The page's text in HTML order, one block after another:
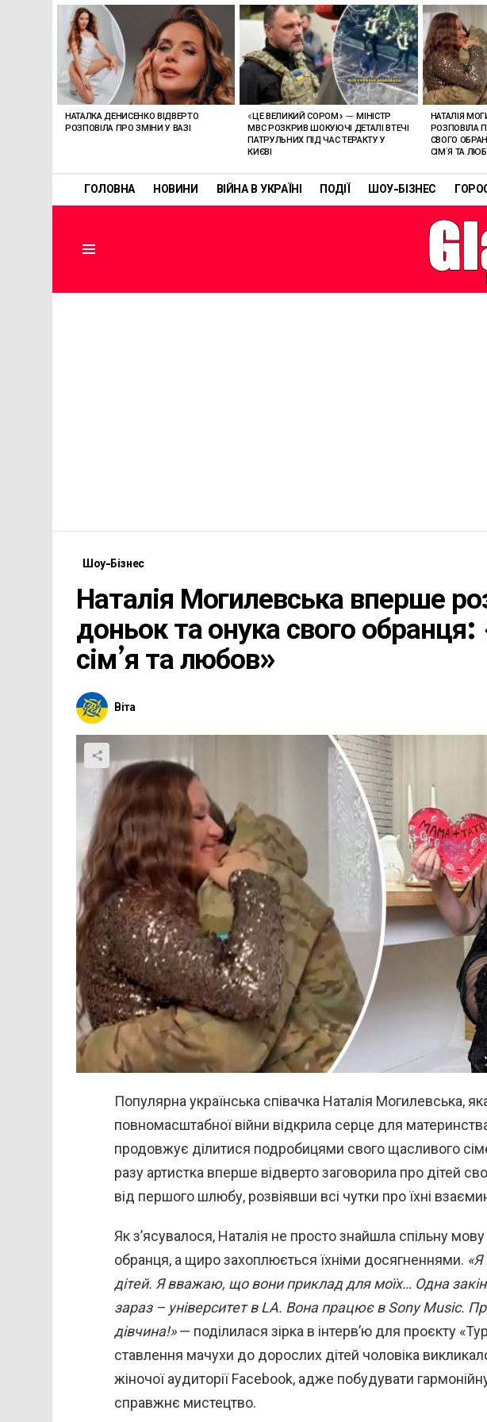
ГОЛОВНА НОВИНИ ВІЙНА В УКРАЇНІ ПОДІЇ ШОУ-БІЗНЕС
ОСТАННІ
СТАТТІ
НАТАЛКА ДЕНИСЕНКО ВІДВЕРТО
РОЗПОВІЛА ПРО ЗМІНИ У ВАЗІ
«ЦЕ ВЕЛИКИЙ СОРОМ» — МІНІСТР
МВС РОЗКРИВ ШОКУЮЧІ ДЕТАЛІ ВТЕЧІ
ПАТРУЛЬНИХ ПІД ЧАС ТЕРАКТУ У
КИЄВІ
НАТАЛІЯ
РОЗПОВІЛА
СВОГО
СІМ’Я ТА
Шоу-Бізнес
Наталія Могилевська вперше
доньок та онука свого
сім’я та любов»
Віта
Популярна українська співачка Наталія Могилевська,
повномасштабної війни відкрила серце для
продовжує ділитися подробицями свого щасливого
разу артистка вперше відверто заговорила про дітей
від першого шлюбу, розвіявши всі чутки про їхні
Як з’ясувалося, Наталія не просто знайшла спільну
обранця, а щиро захоплюється їхніми досягненнями.
дітей. Я вважаю, що вони приклад для моїх… Одна
зараз – університет в LA. Вона працює в Sony Music.
дівчина!»— поділилася зірка в інтерв’ю для проєкту
ставлення мачухи до дорослих дітей чоловіка
жіночої аудиторії Facebook, адже побудувати
справжнє мистецтво.